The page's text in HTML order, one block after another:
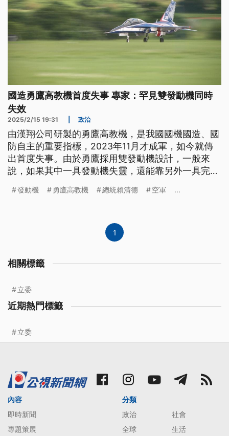
國造勇鷹高教機首度失事 專家：罕見雙發動機同時
失效
2025/2/15 19:31 政治
由漢翔公司研製的勇鷹高教機，是我國國機國造、國
防自主的重要指標，2023年11月才成軍，如今就傳
出首度失事。由於勇鷹採用雙發動機設計，一般來
說，如果其中一具發動機失靈，還能靠另外一具完成
林姓飛官回報雙發動機失效。專家認為狀況相當罕
發動機 勇鷹高教機 總統賴清德 空軍 ...
1
相關標籤
立委
近期熱門標籤
立委
內容
即時新聞
專題策展
分類
政治
社會
全球
生活